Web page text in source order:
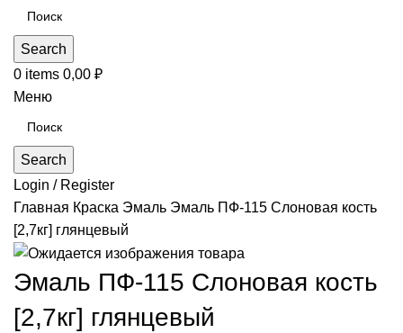
Search
0 items 0,00 ₽
Меню
Search
Login / Register
Главная Краска Эмаль Эмаль ПФ-115 Слоновая кость
[2,7кг] глянцевый
Эмаль ПФ-115 Слоновая кость
[2,7кг] глянцевый